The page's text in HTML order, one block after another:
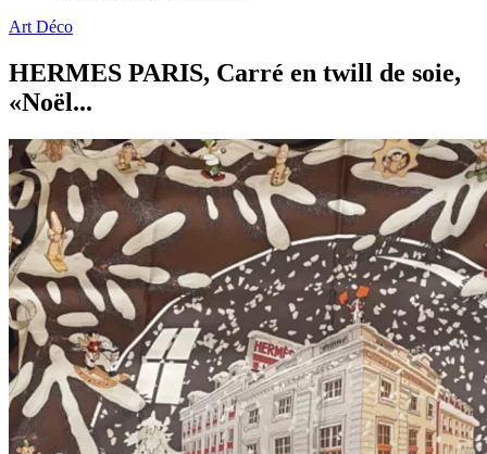
Art Déco
HERMES PARIS, Carré en twill de soie,
«Noël...